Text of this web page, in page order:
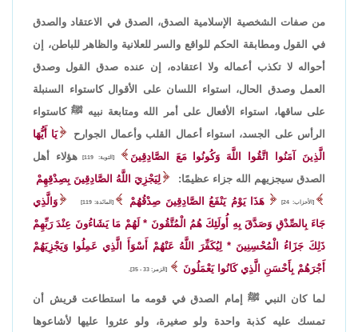
من صفات الشخصية الإسلامية الصدق، الصدق في الاعتقاد والصدق
في القول ومطابقة الحكم للواقع والسر للعلانية والظاهر للباطن، إن
أحواله لا تكذب أعماله ولا اعتقاده، إن عنده صدق القول وصدق
العمل وصدق الحال، استواء اللسان على الأقوال كاستواء السنبلة
على ساقها، استواء الأفعال على أمر الله ومتابعة نبيه ﷺ كاستواء
الرأس على الجسد، استواء أعمال القلب وأعمال الجوارح
يَا أَيُّهَا
الَّذِينَ آمَنُوا اتَّقُوا اللَّهَ وَكُونُوا مَعَ الصَّادِقِينَ
[التوبة: 119]
هؤلاء أهل
الصدق سيجزيهم الله جزاء عظيمًا:
لِيَجْزِيَ اللَّهُ الصَّادِقِينَ بِصِدْقِهِمْ
[الأحزاب: 24] هَذَا يَوْمُ يَنْفَعُ الصَّادِقِينَ صِدْقُهُمْ [المائدة: 119]
وَالَّذِي
جَاءَ بِالصِّدْقِ وَصَدَّقَ بِهِ أُولَئِكَ هُمُ الْمُتَّقُونَ * لَهُمْ مَا يَشَاءُونَ عِنْدَ رَبِّهِمْ
ذَلِكَ جَزَاءُ الْمُحْسِنِينَ * لِيُكَفِّرَ اللَّهُ عَنْهُمْ أَسْوَأَ الَّذِي عَمِلُوا وَيَجْزِيَهُمْ
أَجْرَهُمْ بِأَحْسَنِ الَّذِي كَانُوا يَعْمَلُونَ
[الزمر: 33 - 35].
لما كان النبي ﷺ إمام الصدق في قومه ما استطاعت قريش أن
تمسك عليه كذبة واحدة ولو صغيرة، ولو عثروا عليها لأشاعوها